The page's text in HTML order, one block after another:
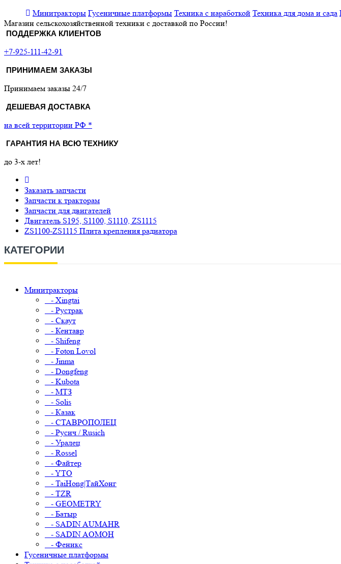
Минитракторы Гусеничные платформы Техника с наработкой Техника для дома и сада
Магазин сельскохозяйственной техники с доставкой по России!
ПОДДЕРЖКА КЛИЕНТОВ
+7-925-111-42-91
ПРИНИМАЕМ ЗАКАЗЫ
Принимаем заказы 24/7
ДЕШЕВАЯ ДОСТАВКА
на всей территории РФ *
ГАРАНТИЯ НА ВСЮ ТЕХНИКУ
до 3-х лет!
Заказать запчасти
Запчасти к тракторам
Запчасти для двигателей
Двигатель S195, S1100, S1110, ZS1115
ZS1100-ZS1115 Плита крепления радиатора
КАТЕГОРИИ
Минитракторы
- Xingtai
- Рустрак
- Скаут
- Кентавр
- Shifeng
- Foton Lovol
- Jinma
- Dongfeng
- Kubota
- МТЗ
- Solis
- Казак
- СТАВРОПОЛЕЦ
- Русич / Rusich
- Уралец
- Rossel
- Файтер
- YTO
- TaiHong|ТайХонг
- TZR
- GEOMETRY
- Батыр
- SADIN AUMAHR
- SADIN AOMOH
- Феникс
Гусеничные платформы